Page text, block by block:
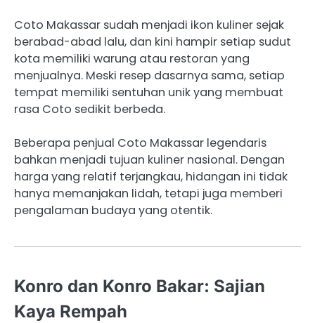
Coto Makassar sudah menjadi ikon kuliner sejak
berabad-abad lalu, dan kini hampir setiap sudut
kota memiliki warung atau restoran yang
menjualnya. Meski resep dasarnya sama, setiap
tempat memiliki sentuhan unik yang membuat
rasa Coto sedikit berbeda.
Beberapa penjual Coto Makassar legendaris
bahkan menjadi tujuan kuliner nasional. Dengan
harga yang relatif terjangkau, hidangan ini tidak
hanya memanjakan lidah, tetapi juga memberi
pengalaman budaya yang otentik.
Konro dan Konro Bakar: Sajian
Kaya Rempah